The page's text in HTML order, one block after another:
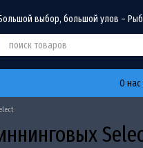
выбор, большой улов –
О нас